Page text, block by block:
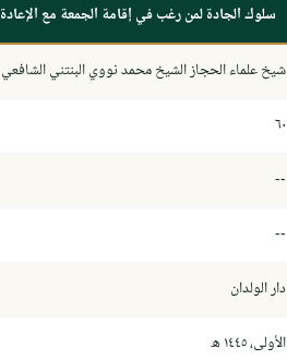
سلوك الجادة لمن رغب في إقامة الجمعة مع الإعادة
شيخ علماء الحجاز الشيخ محمد نووي البنتني الشافعي
٦٠
--
--
دار الولدان
الأولى، ١٤٤٥ ھ